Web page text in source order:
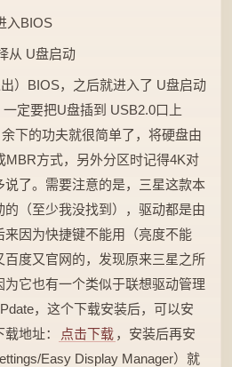
入BIOS
从 U盘启动
）BIOS，之后就进入了 U盘启动
定要把U盘插到 USB2.0口上
下的功夫就很简单了，将硬盘由
MBR方式，另外分区时记得4K对
说了。需要注意的是，三星这款本
（至少我没找到），驱动都是由
来因为快捷键不能用（亮度不能
百度又官网的，发现原来三星之所
为它也有一个类似于联想驱动管理
，这个下载安装后，可以安
地址：
点击下载 ，安装后再安
Easy Display Manager）就